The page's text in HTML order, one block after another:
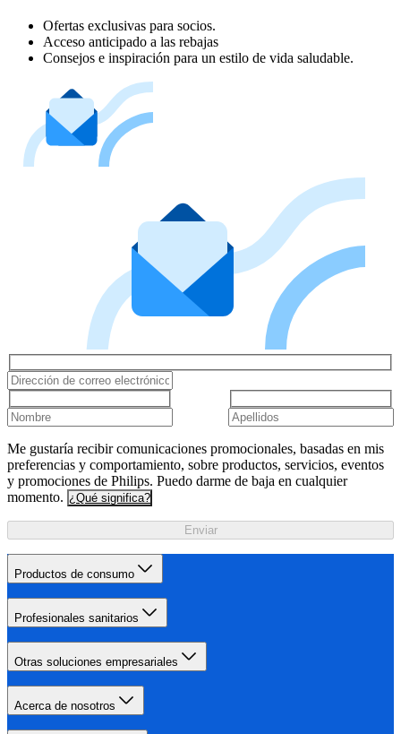
Ofertas exclusivas para socios.
Acceso anticipado a las rebajas
Consejos e inspiración para un estilo de vida saludable.
Me gustaría recibir comunicaciones promocionales, basadas en mis
preferencias y comportamiento, sobre productos, servicios, eventos
y promociones de Philips. Puedo darme de baja en cualquier
momento. ¿Qué significa?
Enviar
Productos de consumo
Profesionales sanitarios
Otras soluciones empresariales
Acerca de nosotros